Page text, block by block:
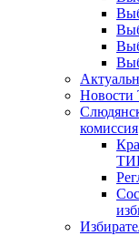
комиссия